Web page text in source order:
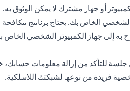
أو جهاز مشترك لا يمكن الوثوق به.
الخاص بك. يحتاج برنامج
إلى جهاز الكمبيوتر الشخصي الخاص
للتأكد من إزالة معلومات حسابك،
فريدة من نوعها لشبكتك اللاسلكية.